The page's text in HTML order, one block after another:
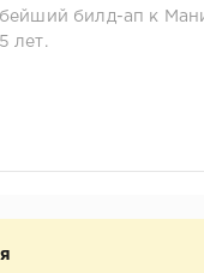
билд-ап к
лет.